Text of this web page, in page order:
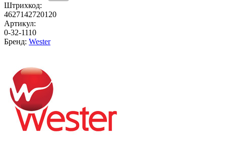
Штрихкод:
4627142720120
Артикул:
0-32-1110
Бренд: Wester